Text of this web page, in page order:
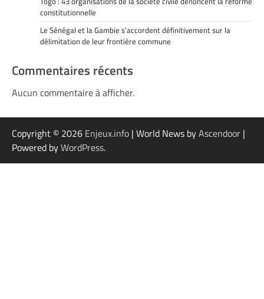
constitutionnelle
Le Sénégal et la Gambie s’accordent définitivement sur la
délimitation de leur frontière commune
Commentaires récents
Aucun commentaire à afficher.
Copyright © 2026 Enjeux.info | World News byAscendoor |
Powered byWordPress.